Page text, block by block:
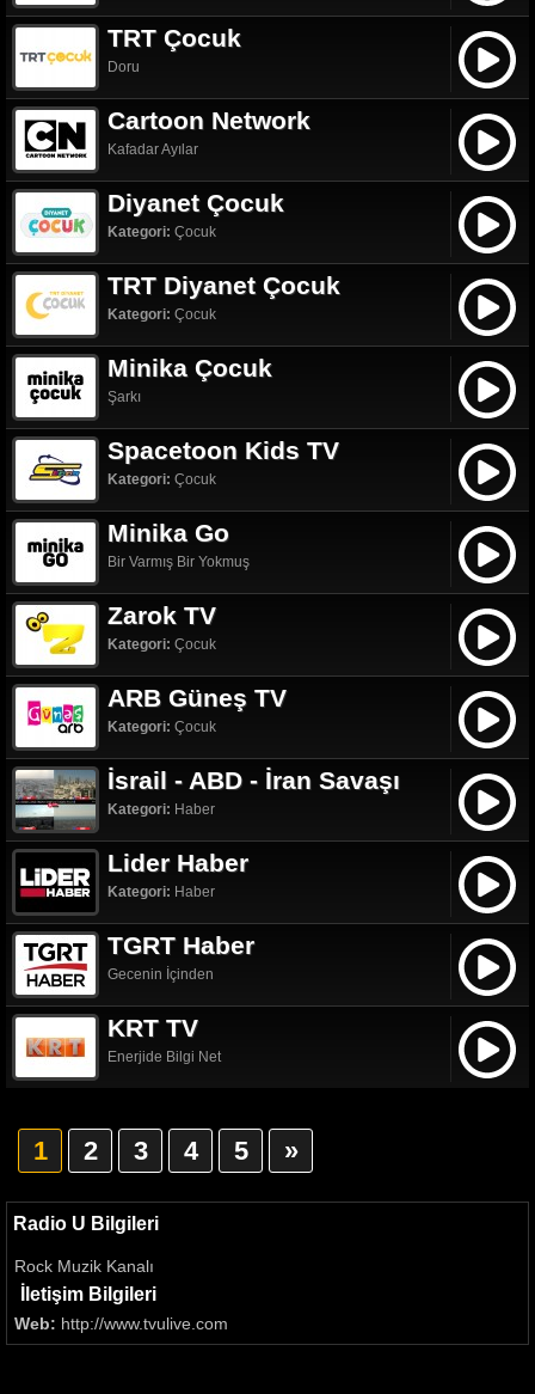
TRT Çocuk
Doru
Cartoon Network
Kafadar Ayılar
Diyanet Çocuk
Kategori: Çocuk
TRT Diyanet Çocuk
Kategori: Çocuk
Minika Çocuk
Şarkı
Spacetoon Kids TV
Kategori: Çocuk
Minika Go
Bir Varmış Bir Yokmuş
Zarok TV
Kategori: Çocuk
ARB Güneş TV
Kategori: Çocuk
İsrail - ABD - İran Savaşı
Kategori: Haber
Lider Haber
Kategori: Haber
TGRT Haber
Gecenin İçinden
KRT TV
Enerjide Bilgi Net
1 2 3 4 5 »
Radio U Bilgileri
Rock Muzik Kanalı
İletişim Bilgileri
Web: http://www.tvulive.com